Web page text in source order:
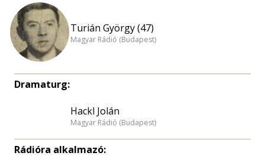
Turián György (47)
Magyar Rádió (Budapest)
Dramaturg:
Hackl Jolán
Magyar Rádió (Budapest)
Rádióra alkalmazó: